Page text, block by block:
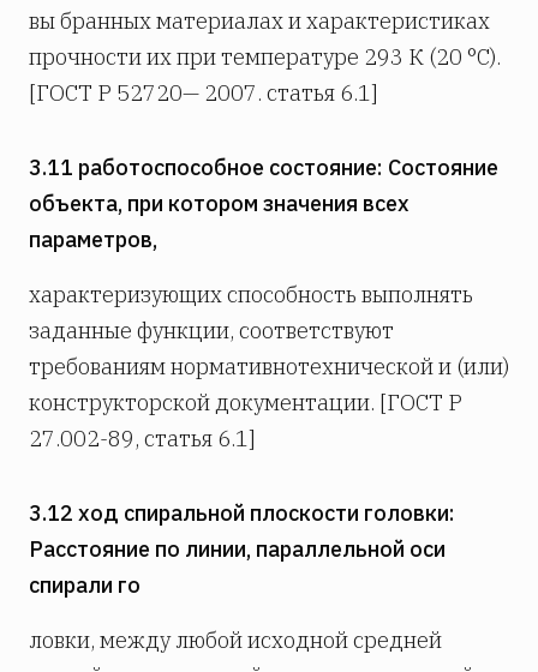
вы­ бранных материалах и характеристиках
прочности их при температуре 293 К (20 °С).
[ГОСТ Р 52720— 2007. статья 6.1]
3.11 работоспособное состояние: Состояние
объекта, при котором значения всех
параметров,
характеризующих способность выполнять
заданные функции, соответствуют
требованиям нормативнотехнической и (или)
конструкторской документации. [ГОСТ Р
27.002-89, статья 6.1]
3.12 ход спиральной плоскости головки:
Расстояние по линии, параллельной оси
спирали го­
ловки, между любой исходной средней